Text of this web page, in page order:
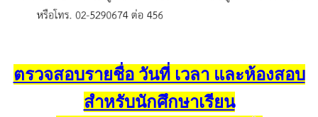
ตรวจสอบรายชื่อ วันที่ เวลา และห้องสอบ
สำหรับนักศึกษาเรียน